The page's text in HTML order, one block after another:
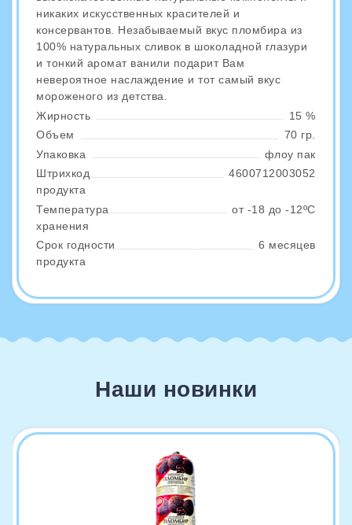
никаких искусственных красителей и
консервантов. Незабываемый вкус пломбира из
100% натуральных сливок в шоколадной глазури
и тонкий аромат ванили подарит Вам
невероятное наслаждение и тот самый вкус
мороженого из детства.
Жирность
15 %
Объем
70 гр.
Упаковка
флоу пак
Штрихкод
продукта
4600712003052
Температура
хранения
от -18 до -12ºС
Срок годности
продукта
6 месяцев
Наши новинки